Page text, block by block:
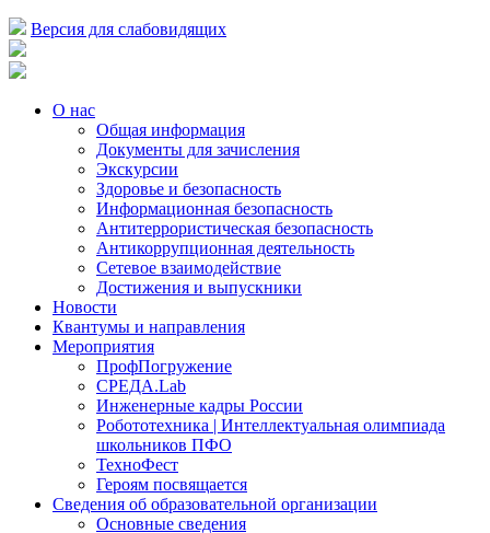
Версия для слабовидящих
О нас
Общая информация
Документы для зачисления
Экскурсии
Здоровье и безопасность
Информационная безопасность
Антитеррористическая безопасность
Антикоррупционная деятельность
Сетевое взаимодействие
Достижения и выпускники
Новости
Квантумы и направления
Мероприятия
ПрофПогружение
СРЕДА.Lab
Инженерные кадры России
Робототехника | Интеллектуальная олимпиада
школьников ПФО
ТехноФест
Героям посвящается
Сведения об образовательной организации
Основные сведения